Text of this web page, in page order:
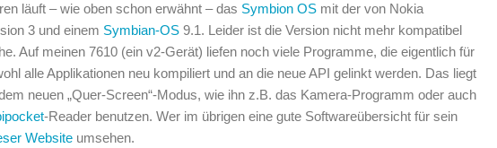
läuft – wie oben schon erwähnt – das Symbion OS mit der von Nokia
3 und einem Symbian-OS 9.1. Leider ist die Version nicht mehr kompatibel
Auf meinen 7610 (ein v2-Gerät) liefen noch viele Programme, die eigentlich für
alle Applikationen neu kompiliert und an die neue API gelinkt werden. Das liegt
neuen „Quer-Screen“-Modus, wie ihn z.B. das Kamera-Programm oder auch
-Reader benutzen. Wer im übrigen eine gute Softwareübersicht für sein
Website umsehen.